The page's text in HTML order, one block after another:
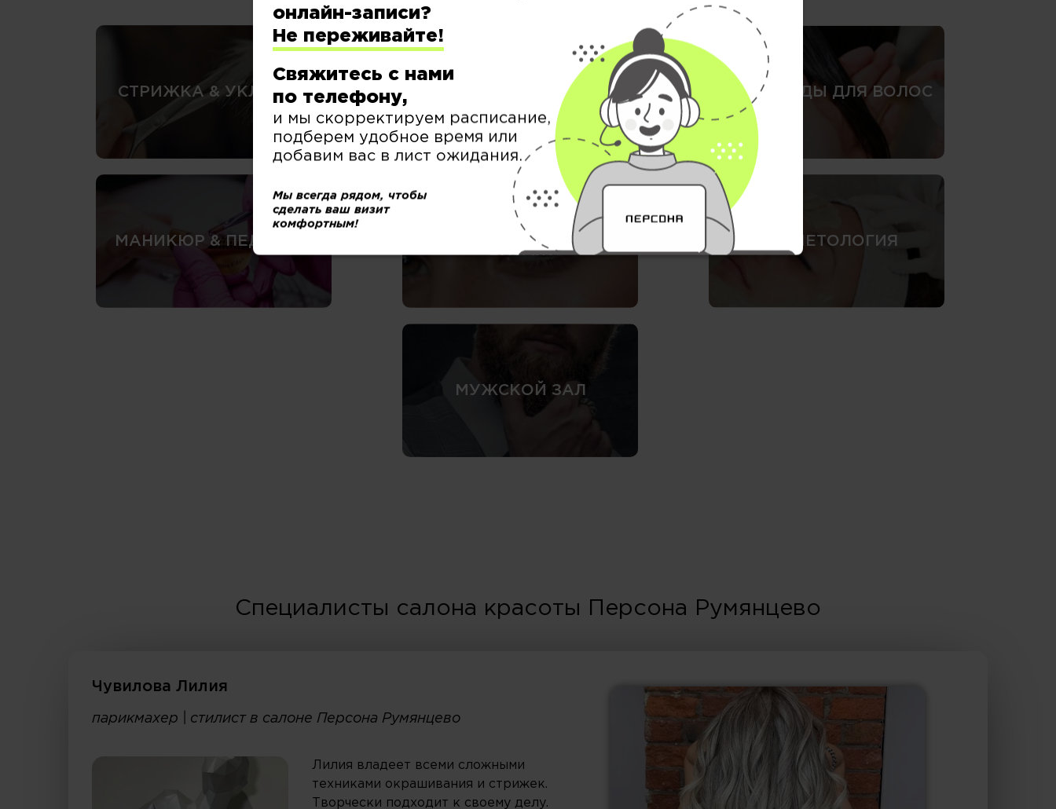
СТРИЖКА & УКЛАДКА
ОКРАШИВАНИЕ &
СТРУКТУРА
СПА-УХОДЫ ДЛЯ ВОЛОС
МАНИКЮР & ПЕДИКЮР
БРОВИ / РЕСНИЦЫ &
ВИЗАЖ
КОСМЕТОЛОГИЯ
МУЖСКОЙ ЗАЛ
Специалисты салона красоты Персона Румянцево
Чувилова Лилия
парикмахер | стилист в салоне Персона Румянцево
Лилия владеет всеми сложными
техниками окрашивания и стрижек.
Творчески подходит к своему делу.
онлайн-записи?
Не переживайте!
Свяжитесь с нами
по телефону,
и мы скорректируем расписание,
подберем удобное время или
добавим вас в лист ожидания.
Мы всегда рядом, чтобы
сделать ваш визит
комфортным!